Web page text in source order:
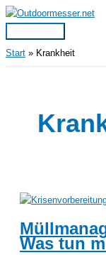
Zum
Inhalt
springenHauptmenü
Start
Krankheit
Was tun